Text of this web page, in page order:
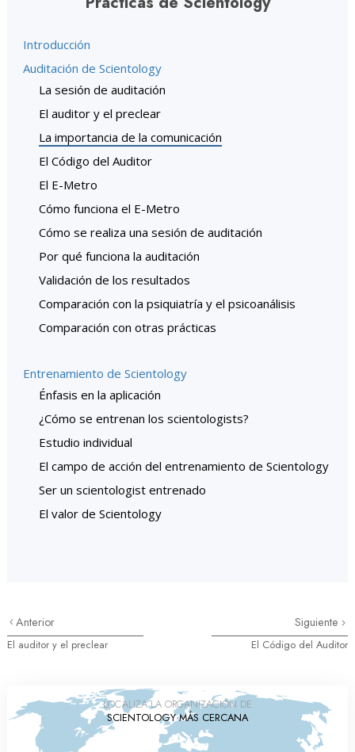
Introducción
Auditación de Scientology
La sesión de auditación
El auditor y el preclear
La importancia de la comunicación
El Código del Auditor
El E-Metro
Cómo funciona el E-Metro
Cómo se realiza una sesión de auditación
Por qué funciona la auditación
Validación de los resultados
Comparación con la psiquiatría y el psicoanálisis
Comparación con otras prácticas
Entrenamiento de Scientology
Énfasis en la aplicación
¿Cómo se entrenan los scientologists?
Estudio individual
El campo de acción del entrenamiento de Scientology
Ser un scientologist entrenado
El valor de Scientology
Anterior
El auditor y el preclear
Siguiente
El Código del Auditor
LOCALIZA LA ORGANIZACIÓN DE
SCIENTOLOGY MÁS CERCANA